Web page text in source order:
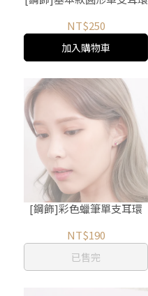
NT$250
加入購物車
[鋼飾]彩色蠟筆單支耳環
NT$190
已售完